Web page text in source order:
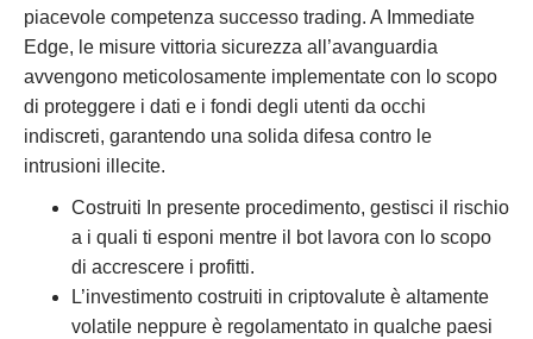
piacevole competenza successo trading. A Immediate
Edge, le misure vittoria sicurezza all’avanguardia
avvengono meticolosamente implementate con lo scopo
di proteggere i dati e i fondi degli utenti da occhi
indiscreti, garantendo una solida difesa contro le
intrusioni illecite.
Costruiti In presente procedimento, gestisci il rischio
a i quali ti esponi mentre il bot lavora con lo scopo
di accrescere i profitti.
L’investimento costruiti in criptovalute è altamente
volatile neppure è regolamentato in qualche paesi